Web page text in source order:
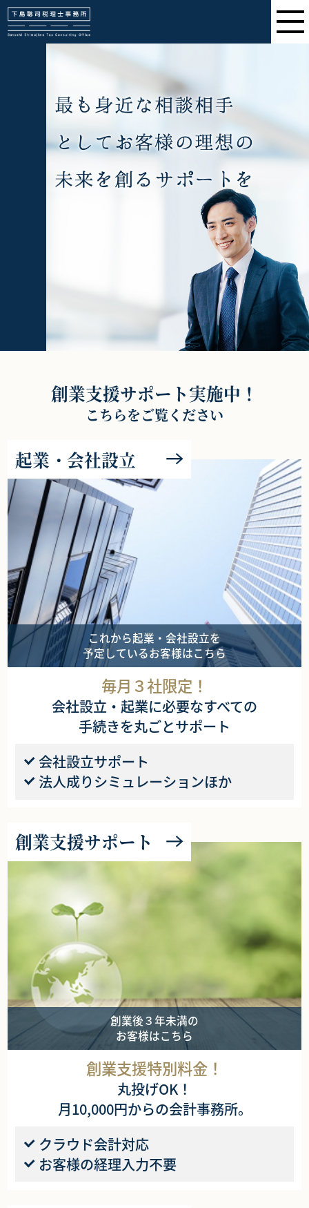
創業支援サポート実施中！
こちらをご覧ください
起業・会社設立
これから起業・会社設立を
予定しているお客様はこちら
毎月３社限定！
会社設立・起業に必要なすべての
手続きを丸ごとサポート
会社設立サポート
法人成りシミュレーションほか
創業支援サポート
創業後３年未満の
お客様はこちら
創業支援特別料金！
丸投げOK！
月10,000円からの会計事務所。
クラウド会計対応
お客様の経理入力不要